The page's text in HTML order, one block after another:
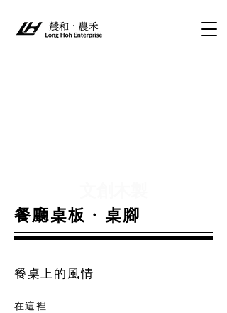
​餐廳桌板 ・ 桌腳
餐桌上的風情
在這裡